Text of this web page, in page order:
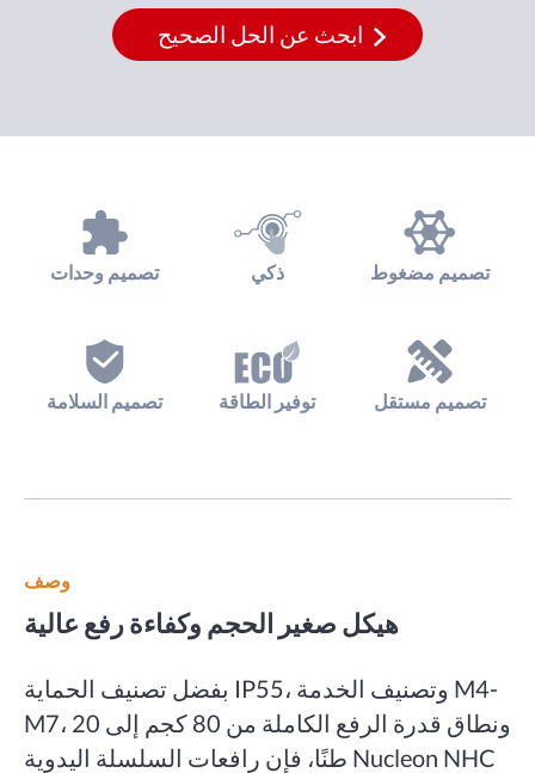
ابحث عن الحل الصحيح
تصميم وحدات ذكي تصميم مضغوط
تصميم السلامة توفير الطاقة تصميم مستقل
وصف
هيكل صغير الحجم وكفاءة رفع عالية
بفضل تصنيف الحماية IP55، وتصنيف الخدمة M4-
M7، ونطاق قدرة الرفع الكاملة من 80 كجم إلى 20
طنًا، فإن رافعات السلسلة اليدوية Nucleon NHC